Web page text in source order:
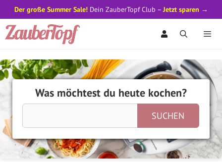
Zum
Inhalt
Was möchtest du heute kochen?
Der große Summer Sale!Dein ZauberTopf Club –Jetzt sparen →